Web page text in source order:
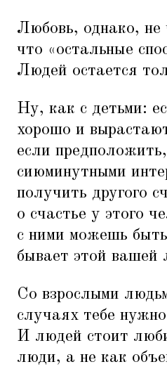
Любовь, однако, не
что «остальные
Людей остается
Ну, как с детьми:
хорошо и
если
сиюминутными
получить другого
о счастье у этого
с ними можешь
бывает этой вашей
Со взрослыми
случаях тебе
И людей стоит
люди, а не как